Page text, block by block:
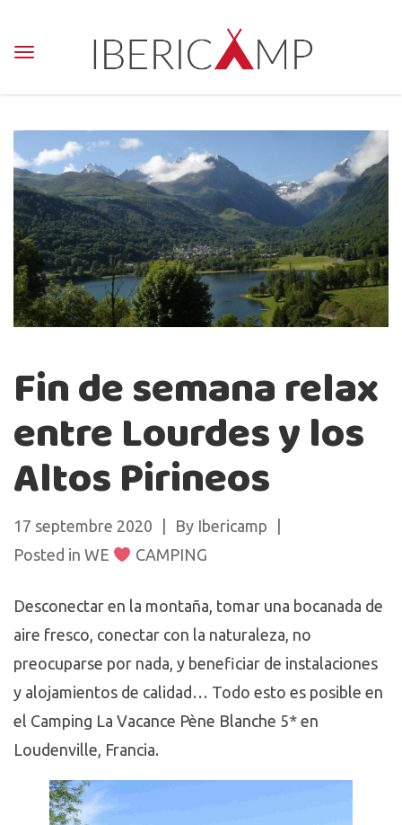
Fin de semana relax
entre Lourdes y los
Altos Pirineos
17 septembre 2020 By Ibericamp
Posted in WE CAMPING
Desconectar en la montaña, tomar una bocanada de
aire fresco, conectar con la naturaleza, no
preocuparse por nada, y beneficiar de instalaciones
y alojamientos de calidad… Todo esto es posible en
el Camping La Vacance Pène Blanche 5* en
Loudenville, Francia.